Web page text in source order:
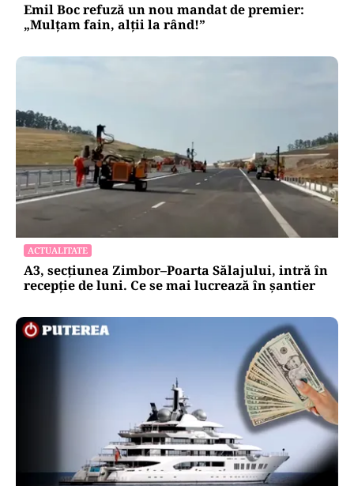
Emil Boc refuză un nou mandat de premier:
„Mulțam fain, alții la rând!”
ACTUALITATE
A3, secțiunea Zimbor–Poarta Sălajului, intră în
recepție de luni. Ce se mai lucrează în șantier